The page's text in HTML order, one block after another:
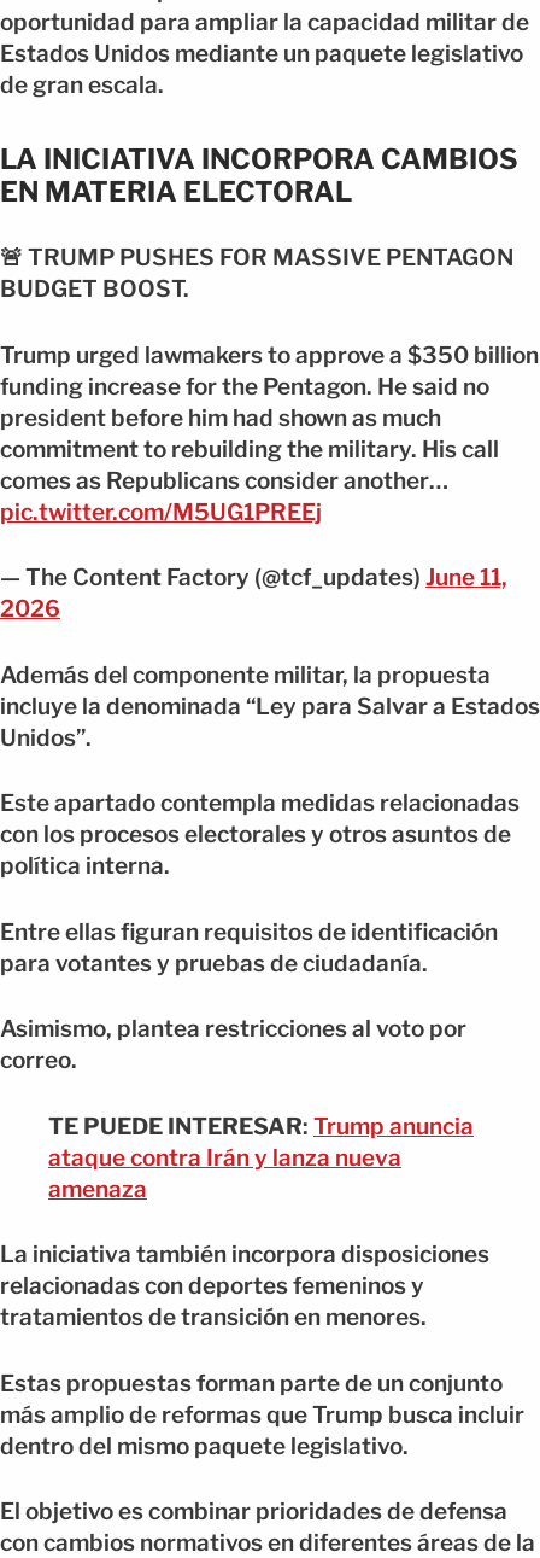
oportunidad para ampliar la capacidad militar de
Estados Unidos mediante un paquete legislativo
de gran escala.
LA INICIATIVA INCORPORA CAMBIOS
EN MATERIA ELECTORAL
🚨 TRUMP PUSHES FOR MASSIVE PENTAGON
BUDGET BOOST.
Trump urged lawmakers to approve a $350 billion
funding increase for the Pentagon. He said no
president before him had shown as much
commitment to rebuilding the military. His call
comes as Republicans consider another…
pic.twitter.com/M5UG1PREEj
— The Content Factory (@tcf_updates) June 11,
2026
Además del componente militar, la propuesta
incluye la denominada “Ley para Salvar a Estados
Unidos”.
Este apartado contempla medidas relacionadas
con los procesos electorales y otros asuntos de
política interna.
Entre ellas figuran requisitos de identificación
para votantes y pruebas de ciudadanía.
Asimismo, plantea restricciones al voto por
correo.
TE PUEDE INTERESAR: Trump anuncia
ataque contra Irán y lanza nueva
amenaza
La iniciativa también incorpora disposiciones
relacionadas con deportes femeninos y
tratamientos de transición en menores.
Estas propuestas forman parte de un conjunto
más amplio de reformas que Trump busca incluir
dentro del mismo paquete legislativo.
El objetivo es combinar prioridades de defensa
con cambios normativos en diferentes áreas de la